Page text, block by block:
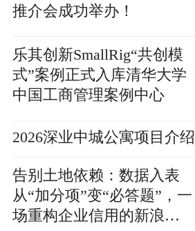
推介会成功举办！
乐其创新SmallRig“共创模
式”案例正式入库清华大学
中国工商管理案例中心
2026深业中城公寓项目介绍
告别土地依赖：数据入表
从“加分项”变“必答题”，一
场重构企业信用的新浪潮